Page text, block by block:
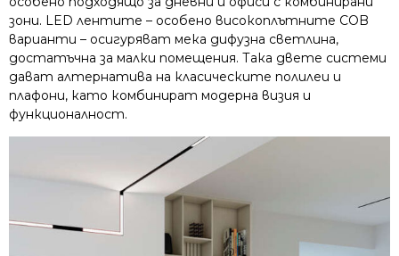
зони. LED лентите – особено високоплътните COB
варианти – осигуряват мека дифузна светлина,
достатъчна за малки помещения. Така двете системи
дават алтернатива на класическите полилеи и
плафони, като комбинират модерна визия и
функционалност.